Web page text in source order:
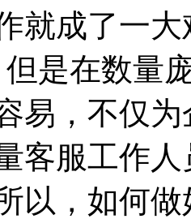
就成了一
是在数量
易，不仅
客服工作
以，如何